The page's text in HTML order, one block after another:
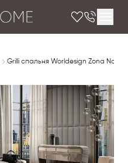
Grilli спальня Worldesign Zona Notte